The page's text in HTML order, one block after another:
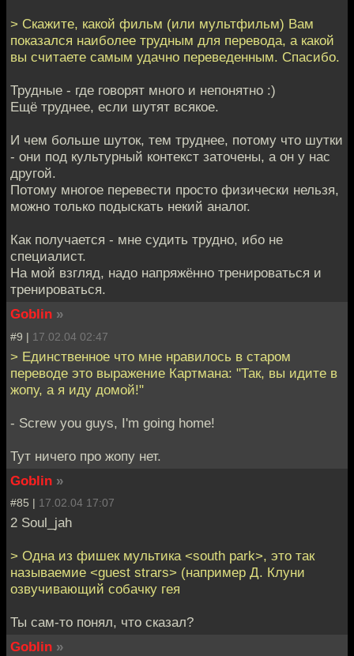
> Скажите, какой фильм (или мультфильм) Вам
показался наиболее трудным для перевода, а какой
вы считаете самым удачно переведенным. Спасибо.
Трудные - где говорят много и непонятно :)
Ещё труднее, если шутят всякое.
И чем больше шуток, тем труднее, потому что шутки
- они под культурный контекст заточены, а он у нас
другой.
Потому многое перевести просто физически нельзя,
можно только подыскать некий аналог.
Как получается - мне судить трудно, ибо не
специалист.
На мой взгляд, надо напряжённо тренироваться и
тренироваться.
Goblin »
#9 | 17.02.04 02:47
> Единственное что мне нравилось в старом
переводе это выражение Картмана: "Так, вы идите в
жопу, а я иду домой!"
- Screw you guys, I'm going home!
Тут ничего про жопу нет.
Goblin »
#85 | 17.02.04 17:07
2 Soul_jah
> Одна из фишек мультика <south park>, это так
называемие <guest strars> (например Д. Клуни
озвучивающий собачку гея
Ты сам-то понял, что сказал?
Goblin »